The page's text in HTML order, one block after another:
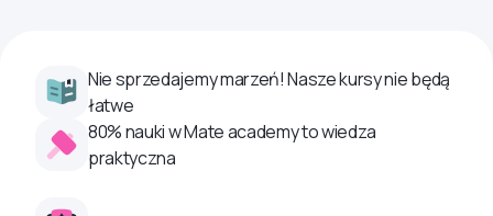
Nie sprzedajemy marzeń! Nasze kursy nie będą
łatwe
80% nauki w Mate academy to wiedza
praktyczna